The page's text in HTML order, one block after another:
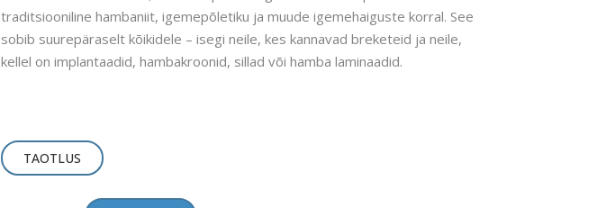
traditsiooniline hambaniit, igemepõletiku ja muude igemehaiguste korral. See
sobib suurepäraselt kõikidele – isegi neile, kes kannavad breketeid ja neile,
kellel on implantaadid, hambakroonid, sillad või hamba laminaadid.
TAOTLUS